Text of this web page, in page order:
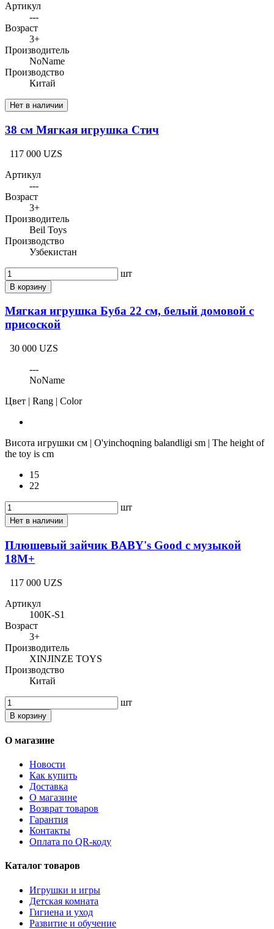
Артикул
---
Возраст
3+
Производитель
NoName
Производство
Китай
Нет в наличии
38 см Мягкая игрушка Стич
117 000 UZS
Артикул
---
Возраст
3+
Производитель
Beil Toys
Производство
Узбекистан
шт
В корзину
Мягкая игрушка Буба 22 см, белый домовой с
присоской
30 000 UZS
---
NoName
Цвет | Rang | Color
Висота игрушки см | O'yinchoqning balandligi sm | The height of
the toy is cm
15
22
шт
Нет в наличии
Плюшевый зайчик BABY's Good с музыкой
18M+
117 000 UZS
Артикул
100K-S1
Возраст
3+
Производитель
XINJINZE TOYS
Производство
Китай
шт
В корзину
О магазине
Новости
Как купить
Доставка
О магазине
Возврат товаров
Гарантия
Контакты
Оплата по QR-коду
Каталог товаров
Игрушки и игры
Детская комната
Гигиена и уход
Развитие и обучение